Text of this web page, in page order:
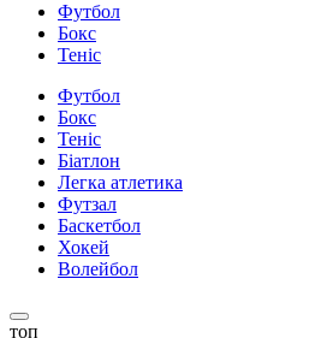
Футбол
Бокс
Теніс
Футбол
Бокс
Теніс
Біатлон
Легка атлетика
Футзал
Баскетбол
Хокей
Волейбол
топ